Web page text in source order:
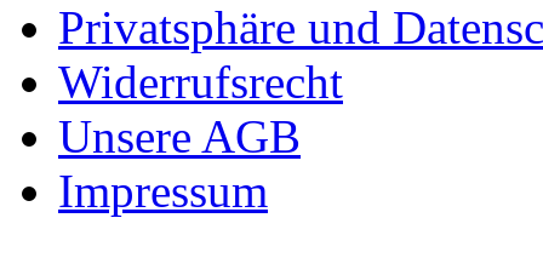
Privatsphäre und
Widerrufsrecht
Unsere AGB
Impressum